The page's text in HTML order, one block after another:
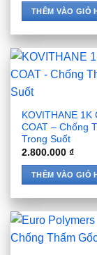
THÊM VÀO GIỎ
KOVITHANE 1K
COAT – Chống
Trong Suốt
2.800.000₫
THÊM VÀO GIỎ